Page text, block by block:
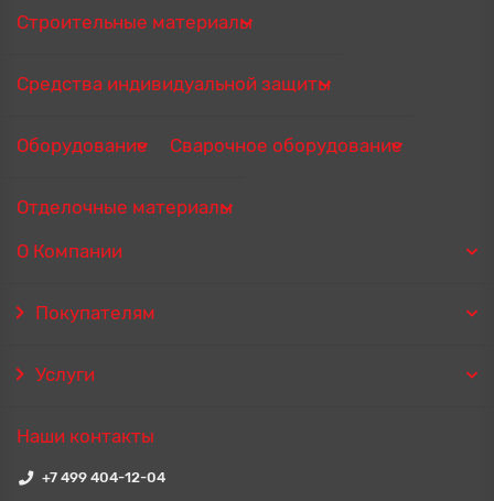
Строительные материалы
Средства индивидуальной защиты
Оборудование Сварочное оборудование
Отделочные материалы
О Компании
Покупателям
Услуги
Наши контакты
+7 499 404-12-04